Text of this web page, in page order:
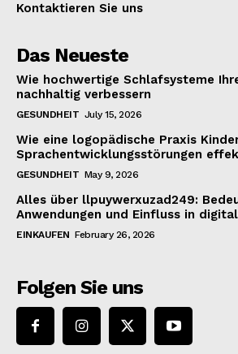
Kontaktieren Sie uns
Das Neueste
Wie hochwertige Schlafsysteme
nachhaltig verbessern
GESUNDHEIT July 15, 2026
Wie eine logopädische Praxis
Sprachentwicklungsstörungen
GESUNDHEIT May 9, 2026
Alles über llpuywerxuzad249:
Anwendungen und Einfluss in
EINKAUFEN February 26, 2026
Folgen Sie uns